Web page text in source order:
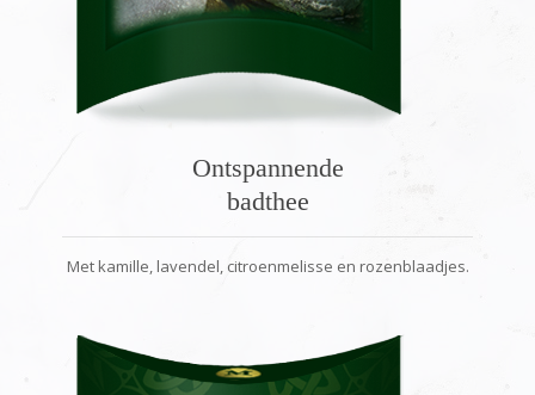
Ontspannende
badthee
Met kamille, lavendel, citroenmelisse en rozenblaadjes.